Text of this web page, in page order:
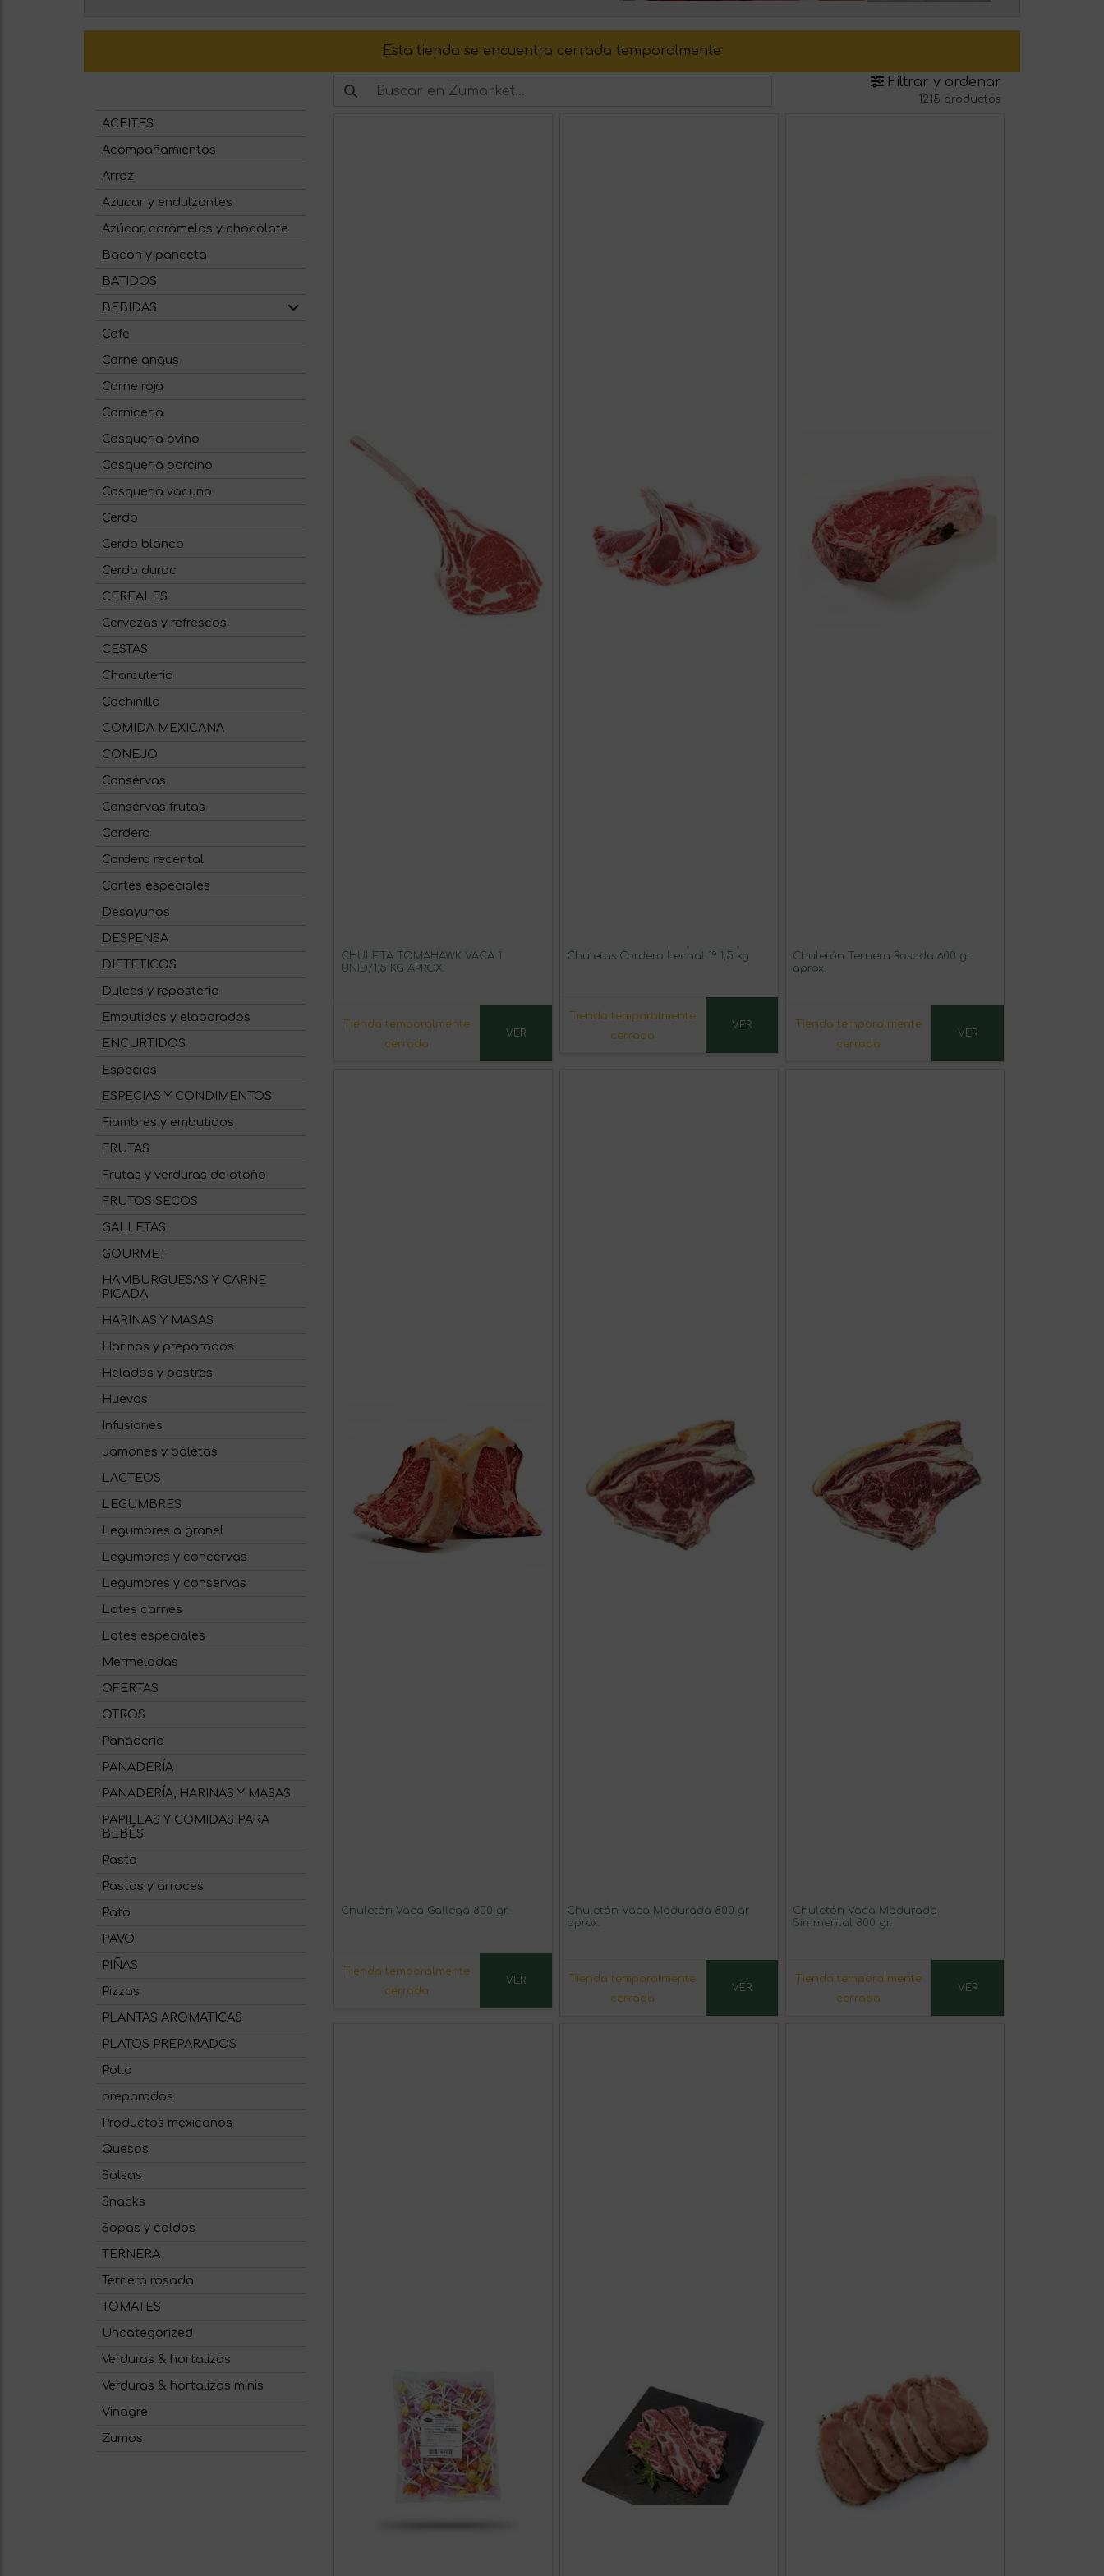
Esta tienda se encuentra cerrada temporalmente
Filtrar y ordenar
1215 productos
ACEITES
Acompañamientos
Arroz
Azucar y endulzantes
Azúcar, caramelos y chocolate
Bacon y panceta
BATIDOS
BEBIDAS
Cafe
Carne angus
Carne roja
Carniceria
Casqueria ovino
Casqueria porcino
Casqueria vacuno
Cerdo
Cerdo blanco
Cerdo duroc
CEREALES
Cervezas y refrescos
CESTAS
Charcuteria
Cochinillo
COMIDA MEXICANA
CONEJO
Conservas
Conservas frutas
Cordero
Cordero recental
Cortes especiales
Desayunos
DESPENSA
DIETETICOS
Dulces y reposteria
Embutidos y elaborados
ENCURTIDOS
Especias
ESPECIAS Y CONDIMENTOS
Fiambres y embutidos
FRUTAS
Frutas y verduras de otoño
FRUTOS SECOS
GALLETAS
GOURMET
HAMBURGUESAS Y CARNE
PICADA
HARINAS Y MASAS
Harinas y preparados
Helados y postres
Huevos
Infusiones
Jamones y paletas
LACTEOS
LEGUMBRES
Legumbres a granel
Legumbres y concervas
Legumbres y conservas
Lotes carnes
Lotes especiales
Mermeladas
OFERTAS
OTROS
Panaderia
PANADERÍA
PANADERÍA, HARINAS Y MASAS
PAPILLAS Y COMIDAS PARA
BEBÉS
Pasta
Pastas y arroces
Pato
PAVO
PIÑAS
Pizzas
PLANTAS AROMATICAS
PLATOS PREPARADOS
Pollo
preparados
Productos mexicanos
Quesos
Salsas
Snacks
Sopas y caldos
TERNERA
Ternera rosada
TOMATES
Uncategorized
Verduras & hortalizas
Verduras & hortalizas minis
Vinagre
Zumos
CHULETA TOMAHAWK VACA 1
UNID/1,5 KG APROX.
Tienda temporalmente
cerrada
VER
Chuletas Cordero Lechal 1ª 1,5 kg
Tienda temporalmente
cerrada
VER
Chuletón Ternera Rosada 600 gr
aprox.
Tienda temporalmente
cerrada
VER
Chuletón Vaca Gallega 800 gr.
Tienda temporalmente
cerrada
VER
Chuletón Vaca Madurada 800 gr
aprox.
Tienda temporalmente
cerrada
VER
Chuletón Vaca Madurada
Simmental 800 gr.
Tienda temporalmente
cerrada
VER